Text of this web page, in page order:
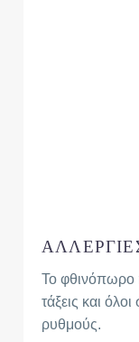
Το φθινόπωρο
τάξεις και
ρυθμούς.